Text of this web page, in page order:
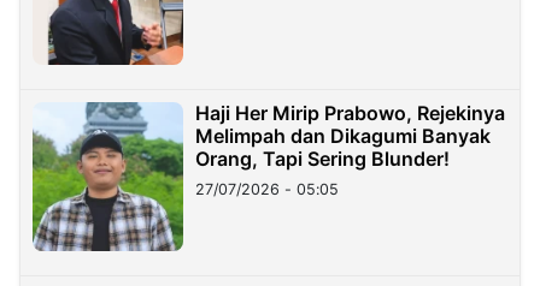
Haji Her Mirip Prabowo, Rejekinya
Melimpah dan Dikagumi Banyak
Orang, Tapi Sering Blunder!
27/07/2026 - 05:05